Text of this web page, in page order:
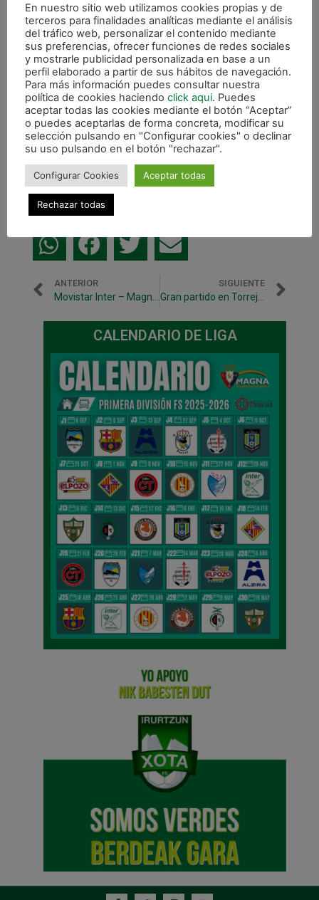
en Anaitasuna. Muy a tener en cuenta de cara
a la rentabilidad y retorno para nuestros
patrocinadores.
ANTERIOR SIGUIENTE
CALENDARIO DE LIGA
En nuestro sitio web utilizamos cookies propias y de
terceros para finalidades analíticas mediante el análisis
del tráfico web, personalizar el contenido mediante
sus preferencias, ofrecer funciones de redes sociales
y mostrarle publicidad personalizada en base a un
perfil elaborado a partir de sus hábitos de navegación.
Para más información puedes consultar nuestra
política de cookies haciendo click aqui. Puedes
aceptar todas las cookies mediante el botón “Aceptar”
o puedes aceptarlas de forma concreta, modificar su
selección pulsando en "Configurar cookies" o declinar
su uso pulsando en el botón "rechazar".
Configurar Cookies Aceptar todas
Rechazar todas